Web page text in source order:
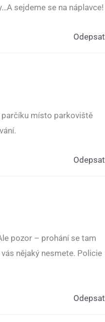
sejdeme se na náplavce!
Odepsat
parčíku místo parkoviště
Odepsat
pozor – prohání se tam
nějaký nesmete. Policie
Odepsat